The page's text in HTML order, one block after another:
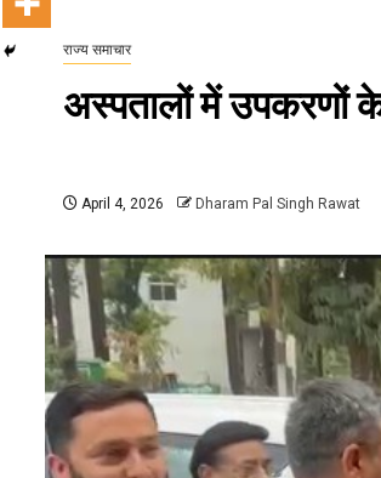
राज्य समाचार
अस्पतालों में उपकरणों
April 4, 2026 Dharam Pal Singh Rawat